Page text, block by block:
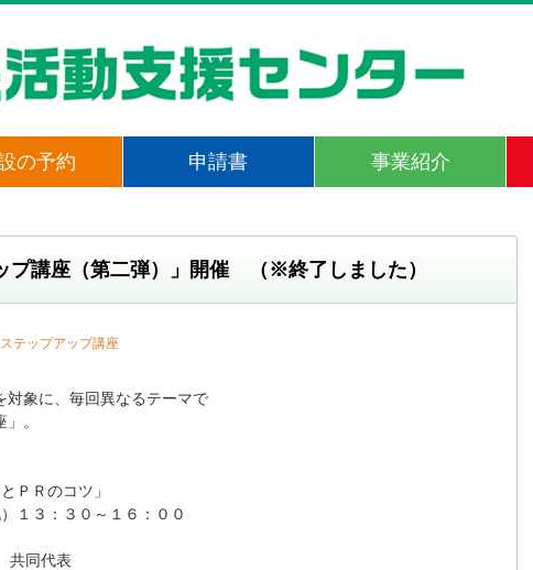
の予約 申請書 事業紹介
プ講座（第二弾）」開催 （※終了しました）
ステップアップ講座
対象に、毎回異なるテーマで
。
ＰＲのコツ」
１３：３０～１６：００
同代表